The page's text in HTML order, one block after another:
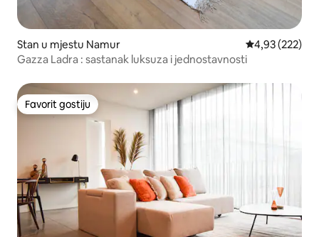
Stan u mjestu Namur Prosječna
4,93 (222)
Gazza Ladra : sastanak luksuza i jednostavnosti
Favorit gostiju
Favorit gostiju